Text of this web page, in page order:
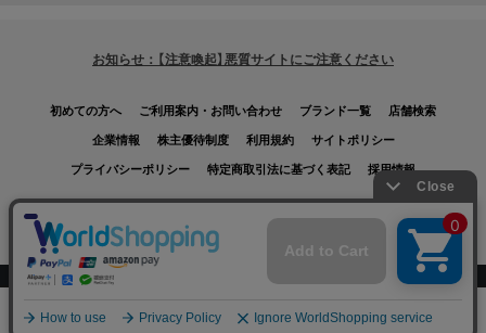
お知らせ：【注意喚起】悪質サイトにご注意ください
初めての方へ ご利用案内・お問い合わせ ブランド一覧
店舗検索
企業情報
株主優待制度 利用規約
サイトポリシー
プライバシーポリシー
特定商取引法に基づく表記 採用情報
スマートフォン ｜PC